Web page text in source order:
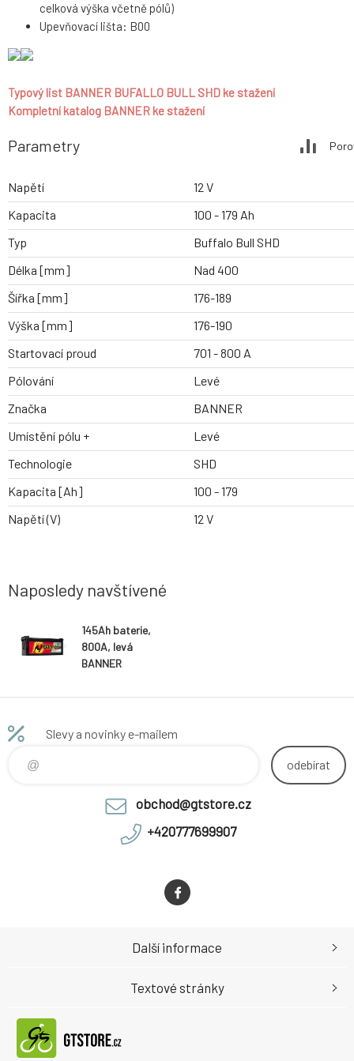
celková výška včetně pólů)
Upevňovací lišta: B00
Typový list BANNER BUFALLO BULL SHD ke stažení
Kompletní katalog BANNER ke stažení
Parametry
Napětí
12 V
Kapacita
100 - 179 Ah
Typ
Buffalo Bull SHD
Délka [mm]
Nad 400
Šířka [mm]
176-189
Výška [mm]
176-190
Startovací proud
701 - 800 A
Pólování
Levé
Značka
BANNER
Umístění pólu +
Levé
Technologie
SHD
Kapacita [Ah]
100 - 179
Napětí (V)
12 V
Naposledy navštívené
145Ah baterie,
800A, levá
BANNER
SHD
514x189x195(2
Slevy a novinky e-mailem
odebírat
obchod@gtstore.cz
+420777699907
Další informace
Textové stránky